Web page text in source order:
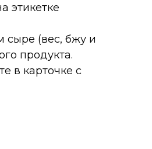
этикетке
(вес, бжу и
продукта.
в карточке с